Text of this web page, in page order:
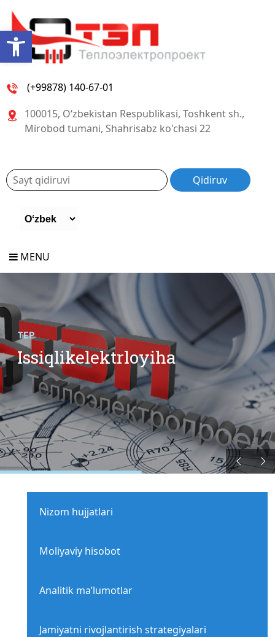
Open toolbar
(+99878) 140-67-01
100015, O‘zbekistan Respublikasi, Toshkent sh.,
Mirobod tumani, Shahrisabz ko'chasi 22
MENU
Issiqlikelektrloyiha
TEP
Nizom hujjatlari
Moliyaviy hisobot
Analitik ma’lumotlar
Jamiyatni rivojlantirish strategiyalari